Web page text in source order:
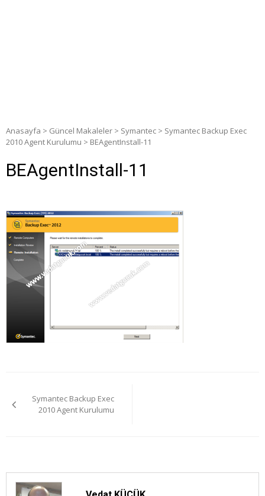
Anasayfa > Güncel Makaleler > Symantec > Symantec Backup Exec
2010 Agent Kurulumu > BEAgentInstall-11
BEAgentInstall-11
gezinmesi
Symantec Backup Exec
2010 Agent Kurulumu